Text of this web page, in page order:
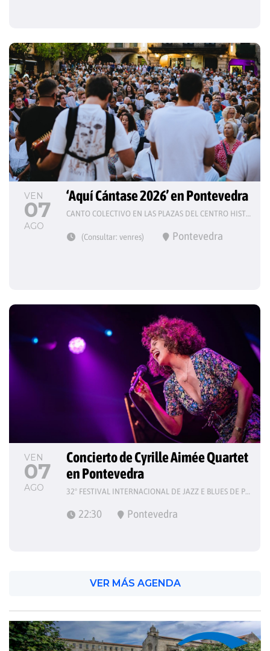
VEN
07
AGO
‘Aquí Cántase 2026’ en Pontevedra
CANTO COLECTIVO EN LAS PLAZAS DEL CENTRO HISTÓRICO
(Consultar: venres) Pontevedra
VEN
07
AGO
Concierto de Cyrille Aimée Quartet
en Pontevedra
32º FESTIVAL INTERNACIONAL DE JAZZ E BLUES DE PONTEVEDRA
22:30 Pontevedra
VER MÁS AGENDA